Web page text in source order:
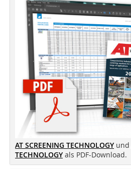
AT SCREENING TECHNOLOGY und
TECHNOLOGY als PDF-Download.